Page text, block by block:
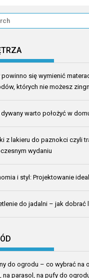
powinno się wymienić
których nie możesz
warto położyć w
z lakieru do paznokci czyli
wydaniu
i styl: Projektowanie
do jadalni – jak dobrać
do ogrodu – co wybrać na
na parasol, na pufy do